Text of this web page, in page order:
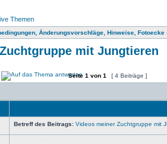
Themen
Änderungsvorschläge, Hinweise, Fotoecke
mit Jungtieren
Seite 1 von 1 [ 4 Beiträge ]
Betreff des Beitrags: Videos meiner Zuchtgruppe mit